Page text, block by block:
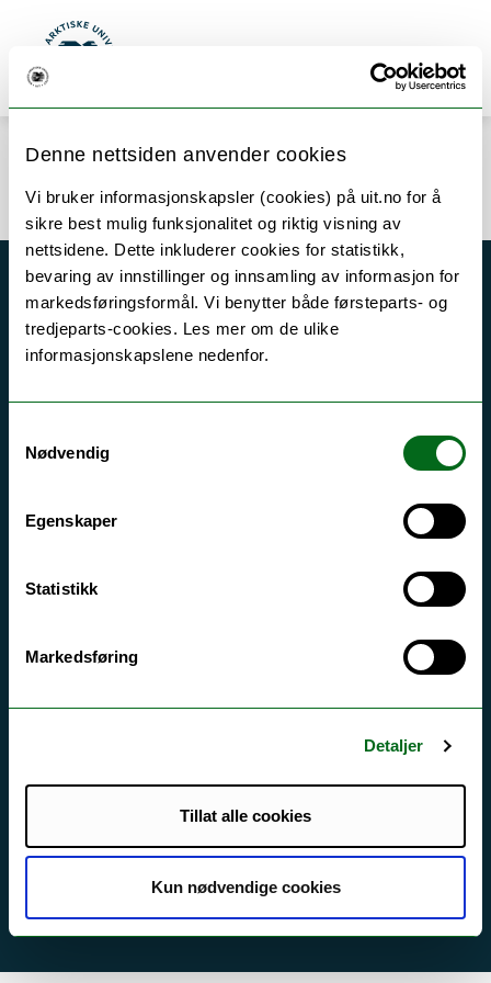
Denne nettsiden anvender cookies
Vi bruker informasjonskapsler (cookies) på uit.no for å
sikre best mulig funksjonalitet og riktig visning av
nettsidene. Dette inkluderer cookies for statistikk,
bevaring av innstillinger og innsamling av informasjon for
markedsføringsformål. Vi benytter både førsteparts- og
tredjeparts-cookies. Les mer om de ulike
informasjonskapslene nedenfor.
Nødvendig
Egenskaper
Statistikk
Markedsføring
Detaljer
Tillat alle cookies
Kun nødvendige cookies
Gå til hovedinnhold
UiT Norges arktiske universitet Meny
Error rendering component
Akutt hjelp
Si ifra!
Driftsmeldinger
Personvern ved UiT
Sikkerhet, beredskap og personvern
Tilgjengelighetserklæring
For media
English website